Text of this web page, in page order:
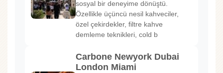
sosyal bir deneyime dönüştü.
Özellikle üçüncü nesil kahveciler,
özel çekirdekler, filtre kahve
demleme teknikleri, cold b
Carbone Newyork Dubai
London Miami